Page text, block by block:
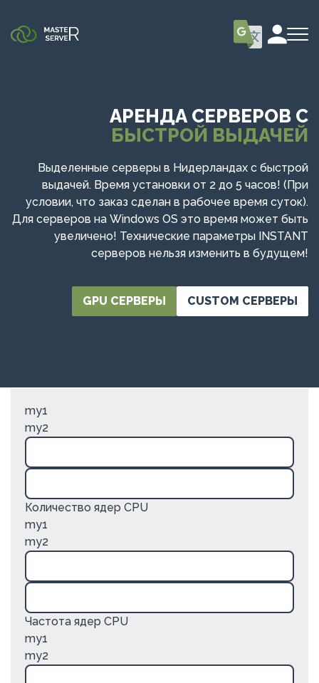
АРЕНДА СЕРВЕРОВ С
БЫСТРОЙ ВЫДАЧЕЙ
Выделенные серверы в Нидерландах с быстрой
выдачей. Время установки от 2 до 5 часов! (При
условии, что заказ сделан в рабочее время суток).
Для серверов на Windows OS это время может быть
увеличено! Технические параметры INSTANT
серверов нельзя изменить в будущем!
GPU СЕРВЕРЫ CUSTOM СЕРВЕРЫ
my1
my2
Количество ядер CPU
my1
my2
Частота ядер CPU
my1
my2